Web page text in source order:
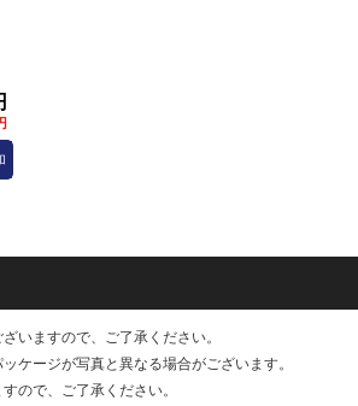
いますので、ご了承ください。
ケージが写真と異なる場合がございます。
ので、ご了承ください。